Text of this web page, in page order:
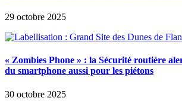
29 octobre 2025
« Zombies Phone » : la Sécurité routière
du smartphone aussi pour les piétons
30 octobre 2025